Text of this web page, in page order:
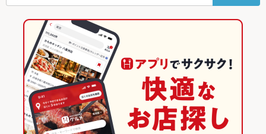
飲み放題 あり ：1800円☆プレミアムモルツも飲み放題放題OK！！
食べ放題 なし
カクテル充実、焼酎充実、日本酒充実、ワイン充実
お子様連れ お子様連れ歓迎 ：全席禁煙なのでお気軽にどうぞ！
池袋駅 × 和風
中華全般
池袋 × 中華
池袋 × 中華全般
池袋西口 × 中華全般
東京 × 居酒屋
東京 × 和風
東京 × 中華
東京の居酒屋ランキング
池袋のグルメランキング
池袋の居酒屋ランキング
池袋西口のグルメランキング
池袋西口の居酒屋ランキング